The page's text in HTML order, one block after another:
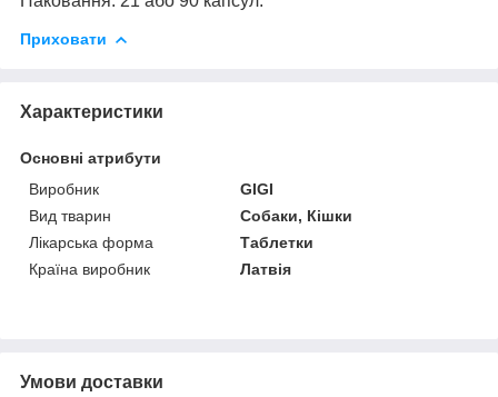
Приховати
Характеристики
Основні атрибути
Виробник
GIGI
Вид тварин
Собаки, Кішки
Лікарська форма
Таблетки
Країна виробник
Латвія
Умови доставки